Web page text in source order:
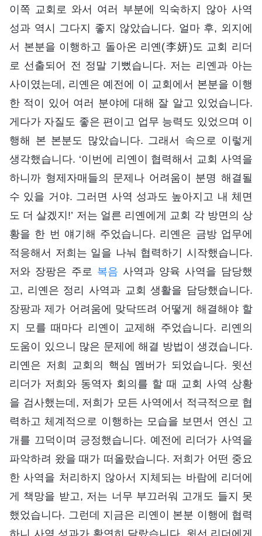
이쪽 교회로 와서 여러 부분에 익숙하지 않아 사역
성과 역시 그다지 좋지 않았습니다. 얼마 후, 외지에
서 본분을 이행하고 돌아온 리옌(李妍)도 교회 리더
로 선출되어 전 정말 기뻤습니다. 저는 리옌과 아는
사이였는데, 리옌은 예전에 이 교회에서 본분을 이행
한 적이 있어 여러 분야에 대해 잘 알고 있었습니다.
게다가 자질도 좋은 편이고 업무 능력도 있었으며 이
행해 본 본분도 많았습니다. 그래서 속으로 이렇게
생각했습니다. ‘이번에 리옌이 협력해서 교회 사역을
하니까 형제자매들의 문제나 어려움이 분명 해결될
수 있을 거야. 그러면 사역 성과도 높아지고 내 체면
도 더 살겠지!’ 저는 얼른 리옌에게 교회 각 방면의 상
황을 한 번 얘기해 주었습니다. 리옌은 금방 업무에
적응해서 저희는 일을 나눠 협력하기 시작했습니다.
저와 장팡은 주로 복음 사역과 양육 사역을 담당했
고, 리옌은 정리 사역과 교회 생활을 담당했습니다.
장팡과 제가 어려움에 맞닥뜨려 어떻게 해결해야 할
지 모를 때마다 리옌이 교제해 주었습니다. 리옌의
도움이 있으니 많은 문제에 해결 방법이 생겼습니다.
리옌은 저희 교회의 핵심 멤버가 되었습니다. 윗선
리더가 저희와 동역자 회의를 할 때 교회 사역 상황
을 검사했는데, 저희가 모든 사역에서 적극적으로 협
력하고 체계적으로 이행하는 모습을 보면서 연신 고
개를 끄덕이며 긍정했습니다. 예전에 리더가 사역을
파악하려 왔을 때가 떠올랐습니다. 저희가 어떤 중요
한 사역을 처리하지 않아서 지체되는 바람에 리더에
게 책망을 받고, 저는 너무 부끄러워 고개도 들지 못
했었습니다. 그런데 지금은 리옌이 본분 이행에 협력
하니 사역 성과가 확연히 달랐습니다. 윗선 리더에게